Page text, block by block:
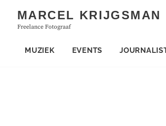
content
MARCEL KRIJGSMAN
Freelance Fotograaf
MUZIEK EVENTS